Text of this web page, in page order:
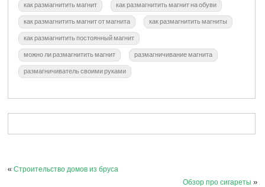
как размагнитить магнит как размагнитить магнит на обуви
как размагнитить магнит от магнита как размагнитить магниты
как размагнитить постоянный магнит
можно ли размагнитить магнит размагничивание магнита
размагничиватель своими руками
«Строительство домов из бруса
Обзор про сигареты »